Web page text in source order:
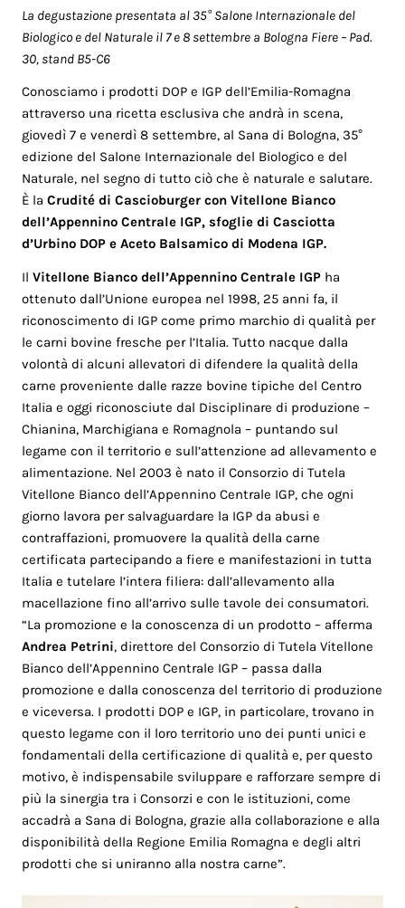
La degustazione presentata al 35° Salone Internazionale del
Biologico e del Naturale il 7 e 8 settembre a Bologna Fiere – Pad.
30, stand B5-C6
Conosciamo i prodotti DOP e IGP dell’Emilia-Romagna
attraverso una ricetta esclusiva che andrà in scena,
giovedì 7 e venerdì 8 settembre, al Sana di Bologna, 35°
edizione del Salone Internazionale del Biologico e del
Naturale, nel segno di tutto ciò che è naturale e salutare.
È laCrudité di Cascioburger con Vitellone Bianco
dell’Appennino Centrale IGP, sfoglie di Casciotta
d’Urbino DOP e Aceto Balsamico di Modena IGP.
IlVitellone Bianco dell’Appennino Centrale IGP ha
ottenuto dall’Unione europea nel 1998, 25 anni fa, il
riconoscimento di IGP come primo marchio di qualità per
le carni bovine fresche per l’Italia. Tutto nacque dalla
volontà di alcuni allevatori di difendere la qualità della
carne proveniente dalle razze bovine tipiche del Centro
Italia e oggi riconosciute dal Disciplinare di produzione –
Chianina, Marchigiana e Romagnola – puntando sul
legame con il territorio e sull’attenzione ad allevamento e
alimentazione. Nel 2003 è nato il Consorzio di Tutela
Vitellone Bianco dell’Appennino Centrale IGP, che ogni
giorno lavora per salvaguardare la IGP da abusi e
contraffazioni, promuovere la qualità della carne
certificata partecipando a fiere e manifestazioni in tutta
Italia e tutelare l’intera filiera: dall’allevamento alla
macellazione fino all’arrivo sulle tavole dei consumatori.
“La promozione e la conoscenza di un prodotto – afferma
Andrea Petrini, direttore del Consorzio di Tutela Vitellone
Bianco dell’Appennino Centrale IGP – passa dalla
promozione e dalla conoscenza del territorio di produzione
e viceversa. I prodotti DOP e IGP, in particolare, trovano in
questo legame con il loro territorio uno dei punti unici e
fondamentali della certificazione di qualità e, per questo
motivo, è indispensabile sviluppare e rafforzare sempre di
più la sinergia tra i Consorzi e con le istituzioni, come
accadrà a Sana di Bologna, grazie alla collaborazione e alla
disponibilità della Regione Emilia Romagna e degli altri
prodotti che si uniranno alla nostra carne”.